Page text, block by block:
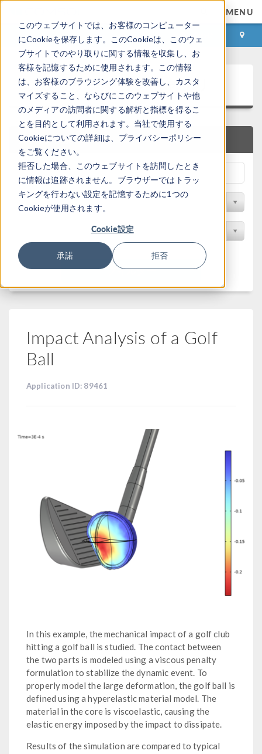
このウェブサイトでは、お客様のコンピューター
にCookieを保存します。このCookieは、このウェ
ブサイトでのやり取りに関する情報を収集し、お
客様を記憶するために使用されます。この情報
は、お客様のブラウジング体験を改善し、カスタ
マイズすること、ならびにこのウェブサイトや他
のメディアの訪問者に関する解析と指標を得るこ
とを目的として利用されます。当社で使用する
Cookieについての詳細は、プライバシーポリシー
をご覧ください。
拒否した場合、このウェブサイトを訪問したとき
に情報は追跡されません。ブラウザーではトラッ
キングを行わない設定を記憶するために1つの
Cookieが使用されます。
Cookie設定
承諾 拒否
MENU
ログイン お問い合わせ
アプリケーションギャラリ
クイック検索
分野でフィルター
フィルター
Impact Analysis of a Golf
Ball
Application ID: 89461
In this example, the mechanical impact of a golf club
hitting a golf ball is studied. The contact between
the two parts is modeled using a viscous penalty
formulation to stabilize the dynamic event. To
properly model the large deformation, the golf ball is
defined using a hyperelastic material model. The
material in the core is viscoelastic, causing the
elastic energy imposed by the impact to dissipate.
Results of the simulation are compared to typical